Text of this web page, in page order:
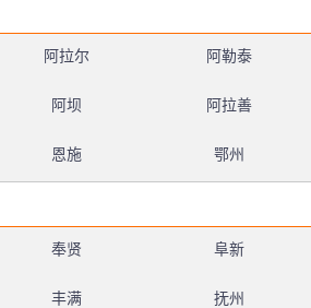
阿拉尔 阿勒泰
阿坝 阿拉善
恩施 鄂州
奉贤 阜新
丰满 抚州